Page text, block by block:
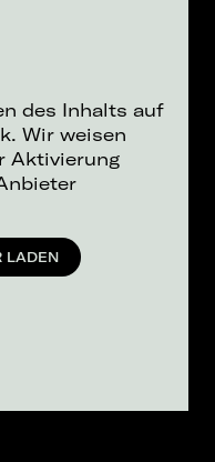
des Inhalts auf
Wir weisen
Aktivierung
LADEN